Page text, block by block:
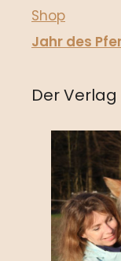
Shop
Jahr des
Der Verlag